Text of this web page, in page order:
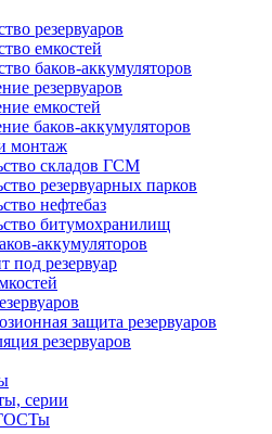
резервуаров
емкостей
баков-аккумуляторов
резервуаров
емкостей
баков-аккумуляторов
монтаж
складов ГСМ
резервуарных парков
нефтебаз
битумохранилищ
аккумуляторов
под резервуар
защита резервуаров
резервуаров
серии